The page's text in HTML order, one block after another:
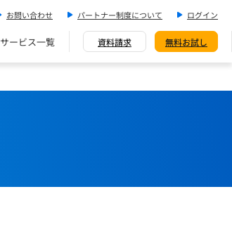
お問い合わせ パートナー制度について ログイン
サービス一覧 資料請求 無料お試し